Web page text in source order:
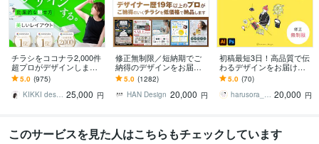
チラシをココナラ2,000件
超プロがデザインします
美しいレイアウト、目を
惹くビジュアルのフライ
ヤー・チラシ
5.0 (975)
KIKKI design 25,000 円
修正無制限／短納期でご
納得のデザインをお届け
します その他、パンフ・
ポスター・メニュー・名
刺・看板 etc.
5.0 (1282)
HAN Design 20,000 円
初稿最短3日！高品質で伝
わるデザインをお届けし
ます 納得いくまで修正可
★高品質なチラシ・リー
フレットを短期納品！
5.0 (70)
harusora_design 20,000 円
このサービスを見た人はこちらもチェックしています